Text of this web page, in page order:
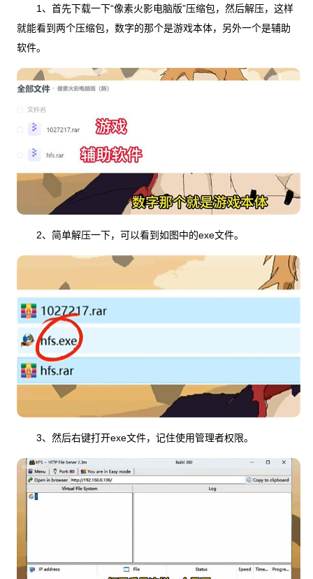
1、首先下载一下“像素火影电脑版”压缩包，然后解压，这样
就能看到两个压缩包，数字的那个是游戏本体，另外一个是辅助
软件。
2、简单解压一下，可以看到如图中的exe文件。
3、然后右键打开exe文件，记住使用管理者权限。